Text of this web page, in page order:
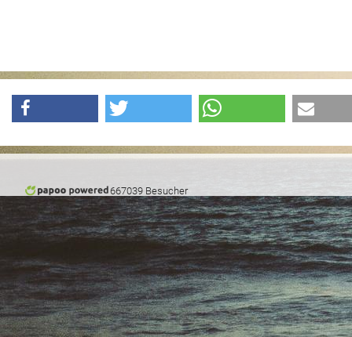
Das war 2013
Das war 2012
Das war 2011
Das war 2010
Das war 2009
eventpower World
Services + Locations
Projekte + Kunden
667039 Besucher